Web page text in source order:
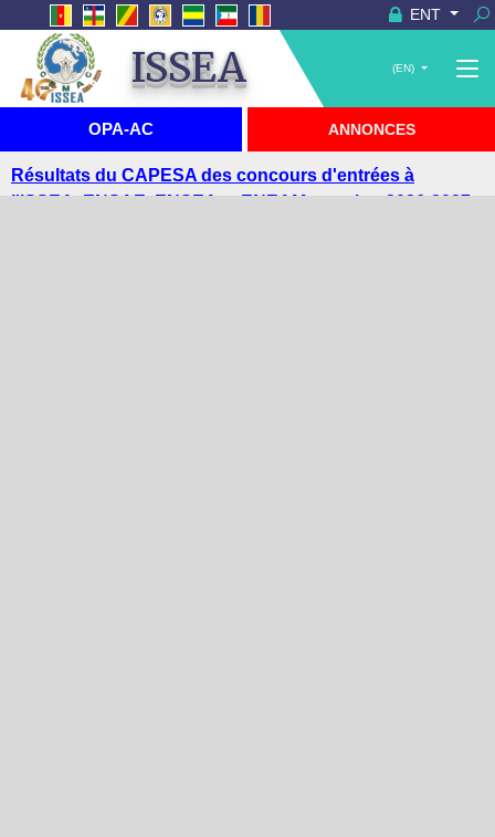
ENT
ISSEA (EN)
OPA-AC ANNONCES
Visite du Haut-Commissaire de Grande-Bretagne à
l'ISSEA